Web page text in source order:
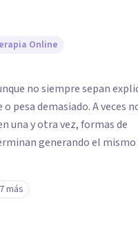
Online
no siempre sepan
pesa demasiado. A veces
una y otra vez, formas de
generando el mismo
más